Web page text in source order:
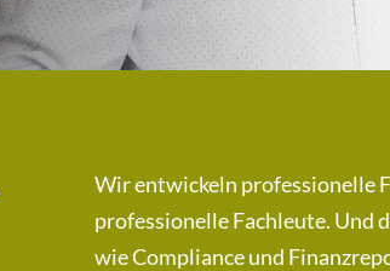
Wir entwickeln professionelle
professionelle Fachleute. Und
wie Compliance und